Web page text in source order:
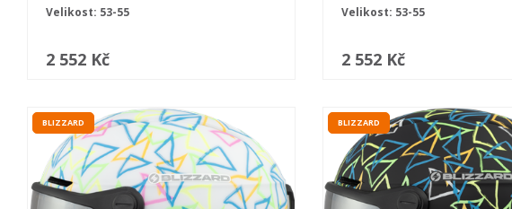
Velikost: 53-55
2 552 Kč
Velikost: 53-55
2 552 Kč
BLIZZARD BLIZZARD